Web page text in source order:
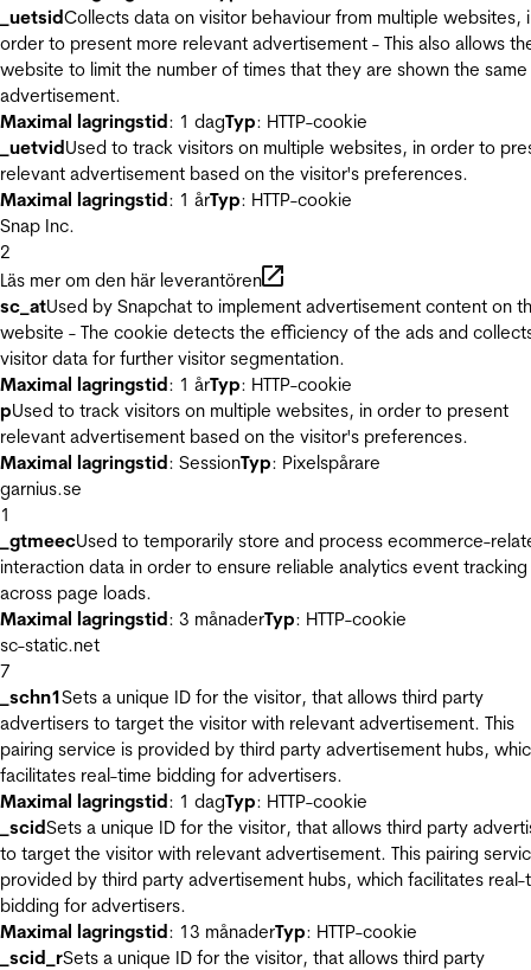
_uetsidCollects data on visitor behaviour from multiple websites,
order to present more relevant advertisement - This also allows
website to limit the number of times that they are shown the same
advertisement.
Maximal lagringstid: 1 dagTyp: HTTP-cookie
_uetvidUsed to track visitors on multiple websites, in order to
relevant advertisement based on the visitor's preferences.
Maximal lagringstid: 1 årTyp: HTTP-cookie
Snap Inc.
2
Läs mer om den här leverantören
sc_atUsed by Snapchat to implement advertisement content on
website - The cookie detects the efficiency of the ads and
visitor data for further visitor segmentation.
Maximal lagringstid: 1 årTyp: HTTP-cookie
pUsed to track visitors on multiple websites, in order to present
relevant advertisement based on the visitor's preferences.
Maximal lagringstid: SessionTyp: Pixelspårare
garnius.se
1
_gtmeecUsed to temporarily store and process ecommerce-
interaction data in order to ensure reliable analytics event tracking
across page loads.
Maximal lagringstid: 3 månaderTyp: HTTP-cookie
sc-static.net
7
_schn1Sets a unique ID for the visitor, that allows third party
advertisers to target the visitor with relevant advertisement. This
pairing service is provided by third party advertisement hubs,
facilitates real-time bidding for advertisers.
Maximal lagringstid: 1 dagTyp: HTTP-cookie
_scidSets a unique ID for the visitor, that allows third party
to target the visitor with relevant advertisement. This pairing
provided by third party advertisement hubs, which facilitates real-
bidding for advertisers.
Maximal lagringstid: 13 månaderTyp: HTTP-cookie
_scid_rSets a unique ID for the visitor, that allows third party